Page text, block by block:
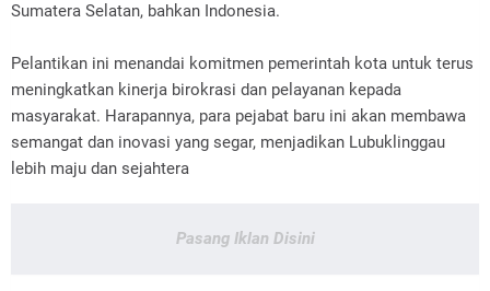
Sumatera Selatan, bahkan Indonesia.
Pelantikan ini menandai komitmen pemerintah kota untuk terus
meningkatkan kinerja birokrasi dan pelayanan kepada
masyarakat. Harapannya, para pejabat baru ini akan membawa
semangat dan inovasi yang segar, menjadikan Lubuklinggau
lebih maju dan sejahtera
Pasang Iklan Disini